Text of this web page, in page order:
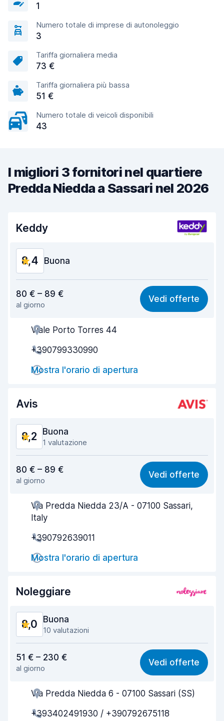
1
Numero totale di imprese di autonoleggio
3
Tariffa giornaliera media
73 €
Tariffa giornaliera più bassa
51 €
Numero totale di veicoli disponibili
43
I migliori 3 fornitori nel quartiere
Predda Niedda a Sassari nel 2026
Keddy
8,4 Buona
8,3
Facile da trovare 8,2
Gentilezza degli agenti
Rapidità del ritiro
Rapidità della riconsegna
80 € – 89 €
al giorno
Vedi offerte
Viale Porto Torres 44
+390799330990
Mostra l'orario di apertura
Avis
8,2 Buona
1 valutazione
7,9
Facile da trovare 8,2
Gentilezza degli agenti
Condizioni dell'auto 8,5
80 € – 89 €
al giorno
Vedi offerte
Via Predda Niedda 23/A - 07100 Sassari,
Italy
+390792639011
Mostra l'orario di apertura
Noleggiare
8,0 Buona
10 valutazioni
6,9
Facile da trovare 8,6
Gentilezza degli agenti
Rapidità del ritiro
51 € – 230 €
al giorno
Vedi offerte
Via Predda Niedda 6 - 07100 Sassari (SS)
+393402491930 / +390792675118